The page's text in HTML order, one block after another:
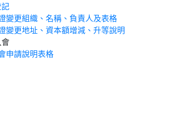
變更組織、名稱、負責人及表格
變更地址、資本額增減、升等說明
申請說明表格